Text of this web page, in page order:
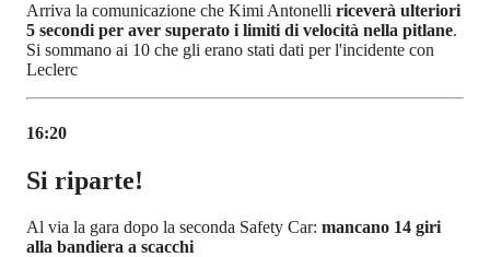
Arriva la comunicazione che Kimi Antonelli riceverà ulteriori
5 secondi per aver superato i limiti di velocità nella pitlane.
Si sommano ai 10 che gli erano stati dati per l'incidente con
Leclerc
16:20
Si riparte!
Al via la gara dopo la seconda Safety Car: mancano 14 giri
alla bandiera a scacchi